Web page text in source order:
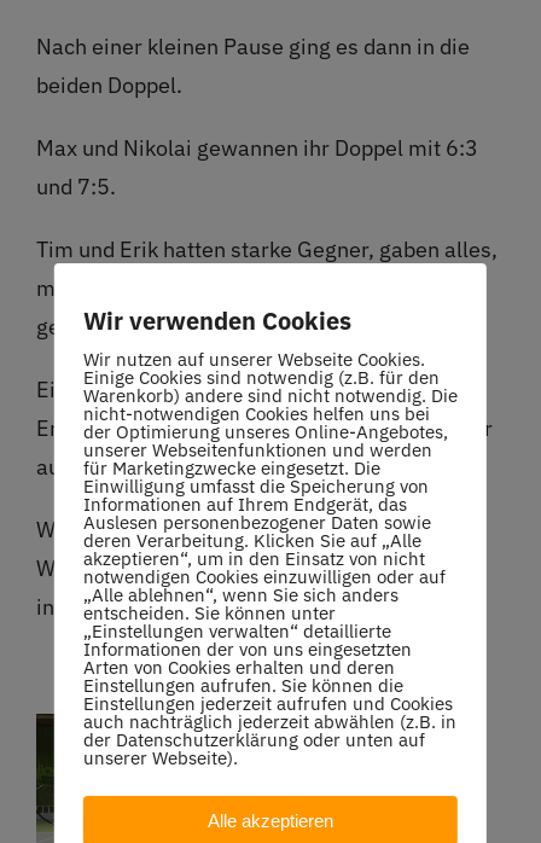
Nach einer kleinen Pause ging es dann in die
beiden Doppel.
Max und Nikolai gewannen ihr Doppel mit 6:3
und 7:5.
Tim und Erik hatten starke Gegner, gaben alles,
mussten sich aber leider mit 2:6 und 2:6
geschlagen geben.
Ein Spieltag voller Höhen und Tiefen und der
Erfahrung, dass so ein Match-Tie-Break immer
auch ein Glückspiel ist.
Wir freuen uns, dass Erik und Tim dieses
Wochenende zum ersten Mal dabei waren und
in die Mannschaft eingestiegen sind.
Wir verwenden Cookies
Wir nutzen auf unserer Webseite Cookies.
Einige Cookies sind notwendig (z.B. für den
Warenkorb) andere sind nicht notwendig. Die
nicht-notwendigen Cookies helfen uns bei
der Optimierung unseres Online-Angebotes,
unserer Webseitenfunktionen und werden
für Marketingzwecke eingesetzt. Die
Einwilligung umfasst die Speicherung von
Informationen auf Ihrem Endgerät, das
Auslesen personenbezogener Daten sowie
deren Verarbeitung. Klicken Sie auf „Alle
akzeptieren“, um in den Einsatz von nicht
notwendigen Cookies einzuwilligen oder auf
„Alle ablehnen“, wenn Sie sich anders
entscheiden. Sie können unter
„Einstellungen verwalten“ detaillierte
Informationen der von uns eingesetzten
Arten von Cookies erhalten und deren
Einstellungen aufrufen. Sie können die
Einstellungen jederzeit aufrufen und Cookies
auch nachträglich jederzeit abwählen (z.B. in
der Datenschutzerklärung oder unten auf
unserer Webseite).
Alle akzeptieren